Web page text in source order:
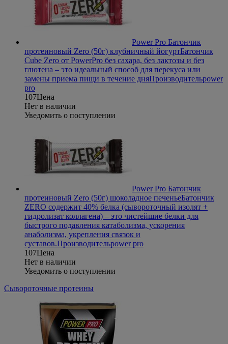
Power Pro Батончик
протеиновый Zero (50г) клубничный йогуртБатончик
Cube Zero от PowerPro без сахара, без лактозы и без
глютена – это идеальный способ для перекуса или
замены приема пищи в течение дняПроизводительpower
pro
107Цена
Нет в наличии
Уведомить о поступлении
Power Pro Батончик
протеиновый Zero (50г) шоколадное печеньеБатончик
ZERO содержит 40% белка (сывороточный изолят +
гидролизат коллагена) – это чистейшие белки для
быстрого подавления катаболизма, ускорения
анаболизма, укрепления связок и
суставов.Производительpower pro
107Цена
Нет в наличии
Уведомить о поступлении
Сывороточные протеины